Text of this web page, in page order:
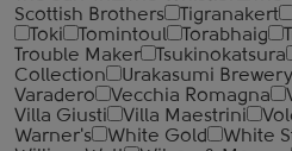
Scottish Brothers
Tigranakert
Toki
Tomintoul Torabhaig
Trouble Maker
Tsukinokatsura
Collection
Urakasumi Brewery
Varadero
Vecchia Romagna
Villa Giusti
Villa Maestrini
Warner's
White Gold White